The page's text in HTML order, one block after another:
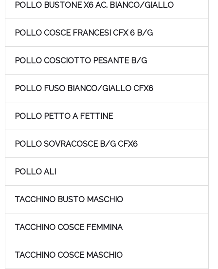
POLLO BUSTONE X6 AC. BIANCO/GIALLO
POLLO COSCE FRANCESI CFX 6 B/G
POLLO COSCIOTTO PESANTE B/G
POLLO FUSO BIANCO/GIALLO CFX6
POLLO PETTO A FETTINE
POLLO SOVRACOSCE B/G CFX6
POLLO ALI
TACCHINO BUSTO MASCHIO
TACCHINO COSCE FEMMINA
TACCHINO COSCE MASCHIO